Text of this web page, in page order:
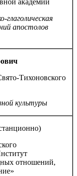
академии
глаголическая
апостолов
Тихоновского
культуры
отношений,